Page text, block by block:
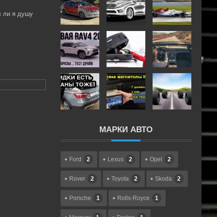
за
ли я душу
МАРКИ АВТО
Ford 2 Lexus 2 Opel 2
Rover 2 Toyota 2 Skoda 2
Porsche 1 Rolls-Royce 1